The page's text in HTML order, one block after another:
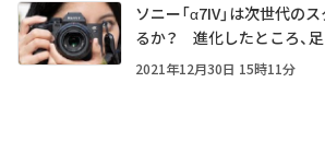
ソニー「α7IV」は次世代の
るか？ 進化したところ、
2021年12月30日 15時11分